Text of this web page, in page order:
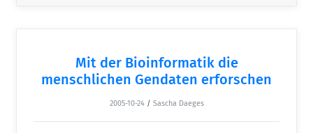
Mit der Bioinformatik die
menschlichen Gendaten erforschen
2005-10-24 / Sascha Daeges